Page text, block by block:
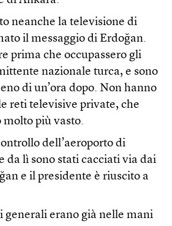
neanche la televisione di
il messaggio di Erdoğan.
prima che occupassero gli
nazionale turca, e sono
di un’ora dopo. Non hanno
reti televisive private, che
più vasto.
dell’aeroporto di
da lì sono stati cacciati via dai
e il presidente è riuscito a
generali erano già nelle mani